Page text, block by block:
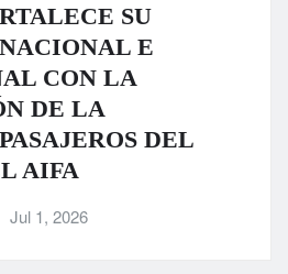
SU
E
CON LA
DE LA
DEL
AIFA
Jul 1, 2026